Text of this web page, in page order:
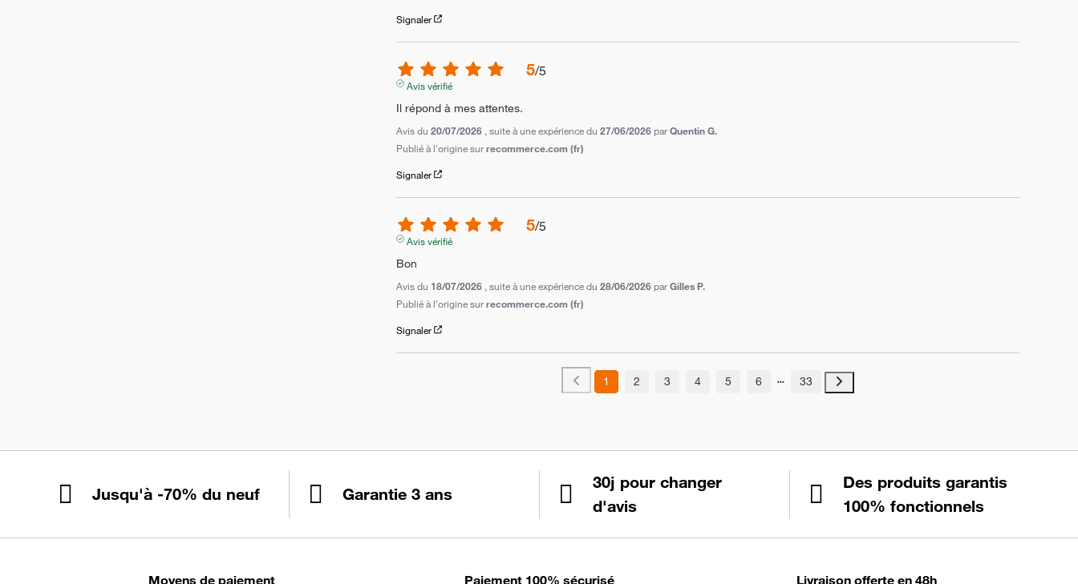
Signaler
5/5
Avis vérifié
Il répond à mes attentes.
Avis du20/07/2026 , suite à une expérience du27/06/2026 parQuentin G.
Publié à l'origine surrecommerce.com (fr)
Signaler
5/5
Avis vérifié
Bon
Avis du 18/07/2026 , suite à une expérience du28/06/2026 parGilles P.
Publié à l'origine surrecommerce.com (fr)
Signaler
1 2 3 4 5 6 33
Jusqu'à -70% du neuf Garantie 3 ans
30j pour changer
d'avis
Des produits garantis
100% fonctionnels
Moyens de paiement Paiement 100% sécurisé Livraison offerte en 48h